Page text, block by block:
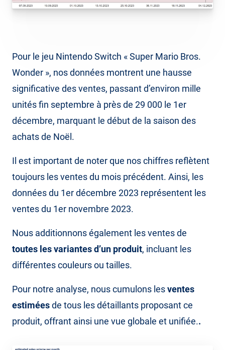
Pour le jeu Nintendo Switch « Super Mario Bros.
Wonder », nos données montrent une hausse
significative des ventes, passant d’environ mille
unités fin septembre à près de 29 000 le 1er
décembre, marquant le début de la saison des
achats de Noël.
Il est important de noter que nos chiffres reflètent
toujours les ventes du mois précédent. Ainsi, les
données du 1er décembre 2023 représentent les
ventes du 1er novembre 2023.
Nous additionnons également les ventes de
toutes les variantes d’un produit, incluant les
différentes couleurs ou tailles.
Pour notre analyse, nous cumulons lesventes
estiméesde tous les détaillants proposant ce
produit, offrant ainsi une vue globale et unifiée..